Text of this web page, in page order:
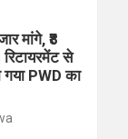
मांगे, ₹8
से
गया PWD का